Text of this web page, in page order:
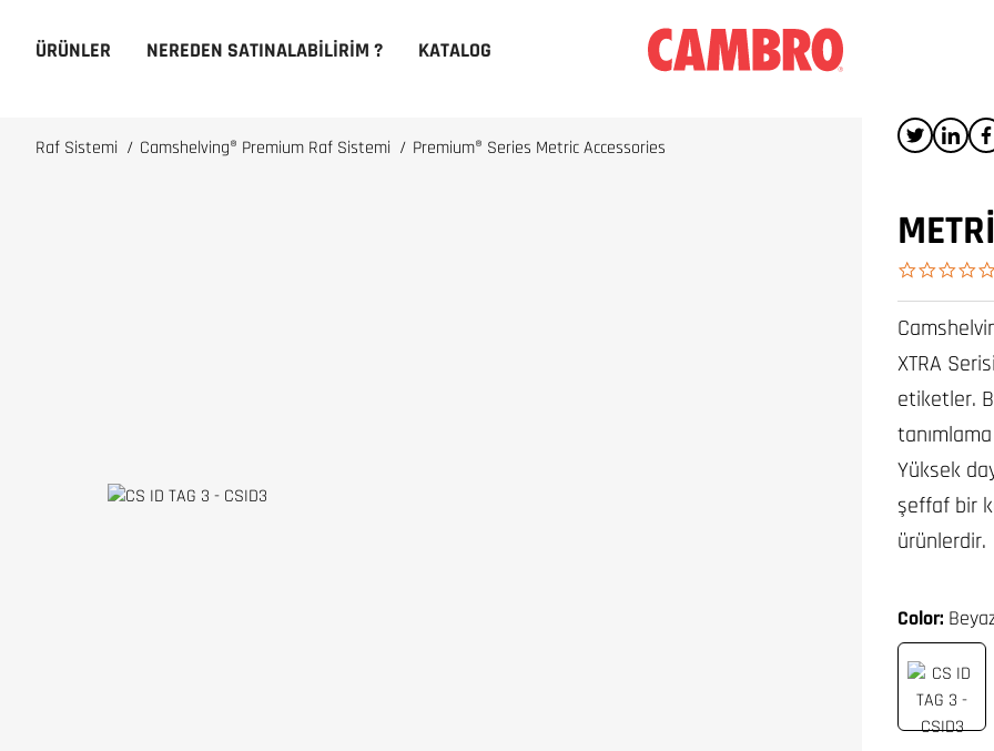
ÜRÜNLER NEREDEN SATINALABILIRIM ? KATALOG
Raf Sistemi / Camshelving® Premium Raf Sistemi / Premium® Series Metric Accessories
Color:
XTRA
etiketler.
Yüksek
şeffaf bir
ürünlerdir.